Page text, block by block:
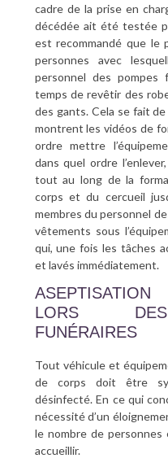
cadre de la prise en
décédée ait été testée
est recommandé que le
personnes avec
personnel des pompes
temps de revêtir des
des gants. Cela se fait
montrent les vidéos de
ordre mettre
dans quel ordre
tout au long de la
corps et du cercueil
membres du personnel
vêtements sous
qui, une fois les tâches
et lavés immédiatement.
LORS DES
FUNÉRAIRES
Tout véhicule et
de corps doit être
désinfecté. En ce qui
nécessité d’un
le nombre de personnes
accueillir.